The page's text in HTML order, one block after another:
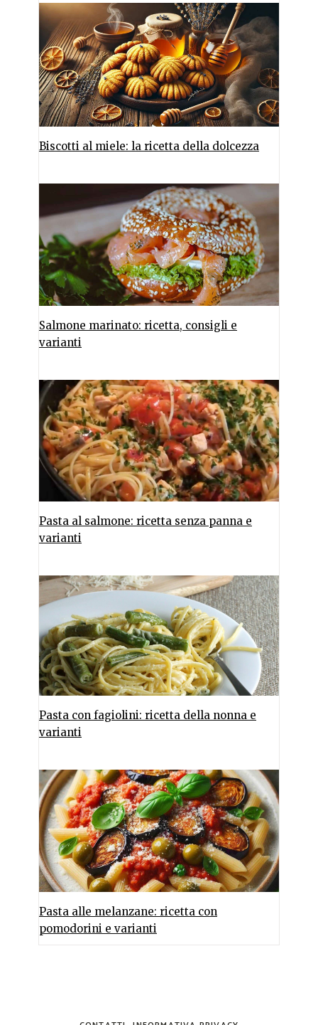
Biscotti al miele: la ricetta della dolcezza
Salmone marinato: ricetta, consigli e
varianti
Pasta al salmone: ricetta senza panna e
varianti
Pasta con fagiolini: ricetta della nonna e
varianti
Pasta alle melanzane: ricetta con
pomodorini e varianti